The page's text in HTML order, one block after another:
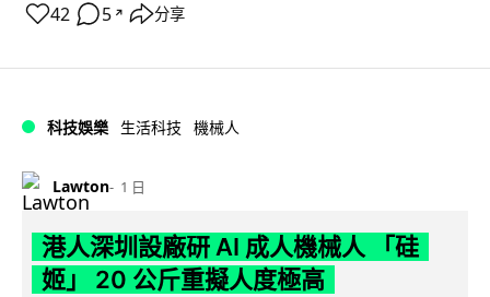
42 5 ↗ 分享
科技娛樂 生活科技 機械人
Lawton 1 日
港人深圳設廠研 AI 成人機械人 「硅
姬」 20 公斤重擬人度極高